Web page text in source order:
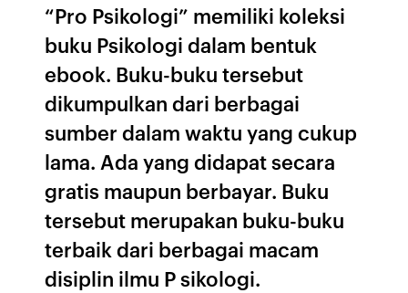
“Pro Psikologi” memiliki koleksi
buku Psikologi dalam bentuk
ebook. Buku-buku tersebut
dikumpulkan dari berbagai
sumber dalam waktu yang cukup
lama. Ada yang didapat secara
gratis maupun berbayar. Buku
tersebut merupakan buku-buku
terbaik dari berbagai macam
disiplin ilmu P sikologi.